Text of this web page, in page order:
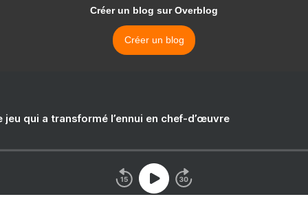
Créer un blog sur Overblog
Créer un blog
jeu qui a transformé l’ennui en chef-d’œuvre